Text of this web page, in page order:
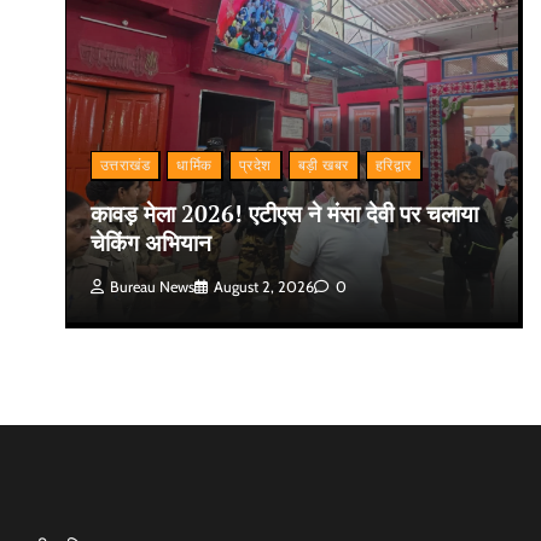
उत्तराखंड धार्मिक प्रदेश बड़ी खबर हरिद्वार
कावड़ मेला 2026! एटीएस ने मंसा देवी पर चलाया
चेकिंग अभियान
Bureau News August 2, 2026 0